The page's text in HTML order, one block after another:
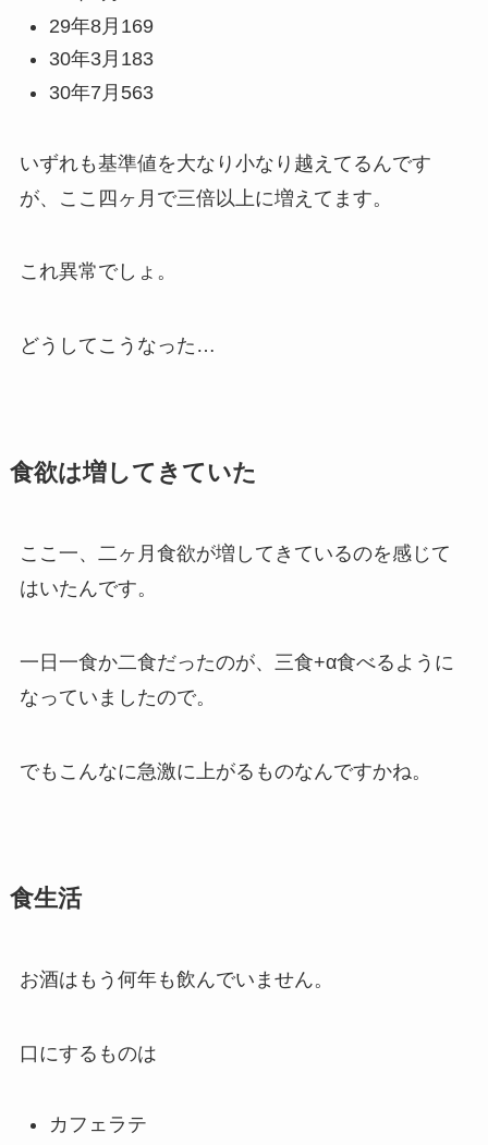
29年8月169
30年3月183
30年7月563
いずれも基準値を大なり小なり越えてるんです
が、ここ四ヶ月で三倍以上に増えてます。
これ異常でしょ。
どうしてこうなった…
食欲は増してきていた
ここ一、二ヶ月食欲が増してきているのを感じて
はいたんです。
一日一食か二食だったのが、三食+α食べるように
なっていましたので。
でもこんなに急激に上がるものなんですかね。
食生活
お酒はもう何年も飲んでいません。
口にするものは
カフェラテ